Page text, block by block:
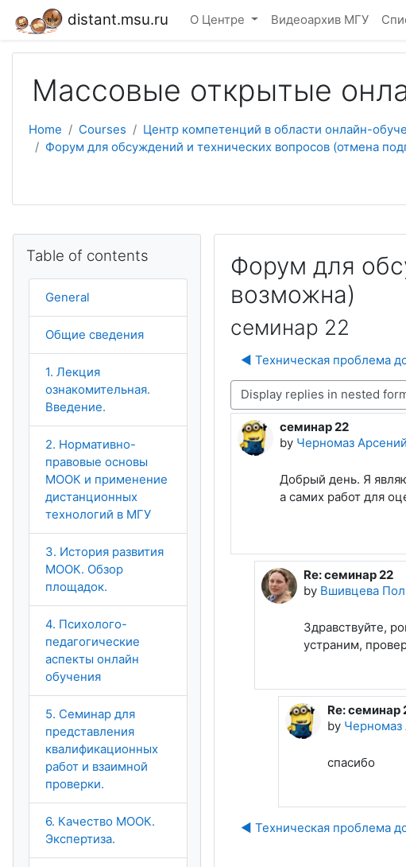
Skip to main content
distant.msu.ru О Центре Видеоархив МГУ
Массовые открытые
Home Courses Центр компетенций в области онлайн-
Форум для обсуждений и технических вопросов (отмена
Форум для
возможна)
семинар 22
◀︎ Техническая проблема
Display mode
семинар 22
by Черномаз
Number of replies: 2
Добрый день. Я
а самих работ для
In reply to
Re: семинар 22
by Вшивцева
Здравствуйте,
устраним,
In reply to
Re: семинар
by Черномаз
спасибо
◀︎ Техническая проблема
Table of contents
General
Общие сведения
1. Лекция
ознакомительная.
Введение.
2. Нормативно-
правовые основы
МООК и применение
дистанционных
технологий в МГУ
3. История развития
МООК. Обзор
площадок.
4. Психолого-
педагогические
аспекты онлайн
обучения
5. Семинар для
представления
квалификационных
работ и взаимной
проверки.
6. Качество МООК.
Экспертиза.